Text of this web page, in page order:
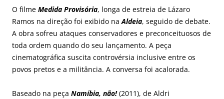
O filme Medida Provisória, longa de estreia de Lázaro
Ramos na direção foi exibido naAldeia, seguido de debate.
A obra sofreu ataques conservadores e preconceituosos de
toda ordem quando do seu lançamento. A peça
cinematográfica suscita controvérsia inclusive entre os
povos pretos e a militância. A conversa foi acalorada.
Baseado na peça Namíbia, não!(2011), de Aldri